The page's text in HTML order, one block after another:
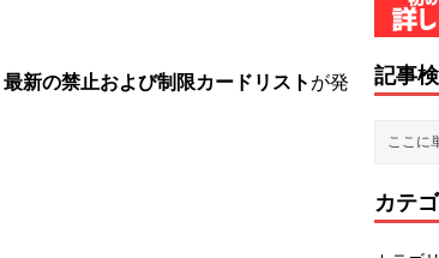
最新の禁止および制限カードリスト が発
記事
カテ